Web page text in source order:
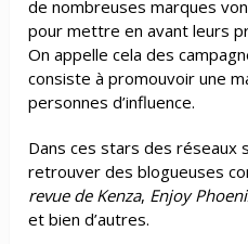
de nombreuses marques
pour mettre en avant leurs
On appelle cela des
consiste à promouvoir une
personnes d’influence.
Dans ces stars des réseaux
retrouver des blogueuses
revue de Kenza, Enjoy
et bien d’autres.